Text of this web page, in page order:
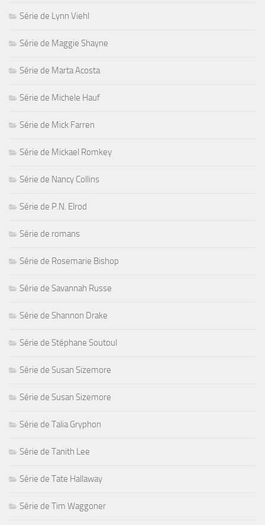
Série de Lynn Viehl
Série de Maggie Shayne
Série de Marta Acosta
Série de Michele Hauf
Série de Mick Farren
Série de Mickael Romkey
Série de Nancy Collins
Série de P.N. Elrod
Série de romans
Série de Rosemarie Bishop
Série de Savannah Russe
Série de Shannon Drake
Série de Stéphane Soutoul
Série de Susan Sizemore
Série de Susan Sizemore
Série de Talia Gryphon
Série de Tanith Lee
Série de Tate Hallaway
Série de Tim Waggoner